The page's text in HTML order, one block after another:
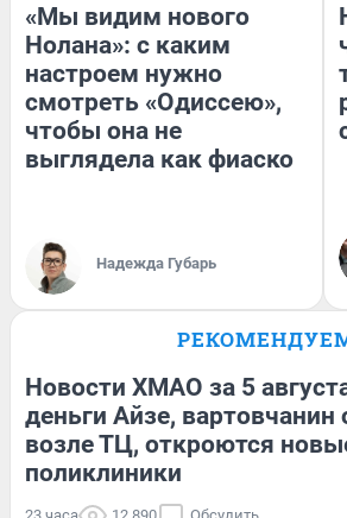
«Мы видим нового
Нолана»: с каким
настроем нужно
смотреть «Одиссею»,
чтобы она не
выглядела как фиаско
Надежда Губарь
Новости ХМАО за 5
деньги Айзе, вартовчанин
возле ТЦ, откроются
поликлиники